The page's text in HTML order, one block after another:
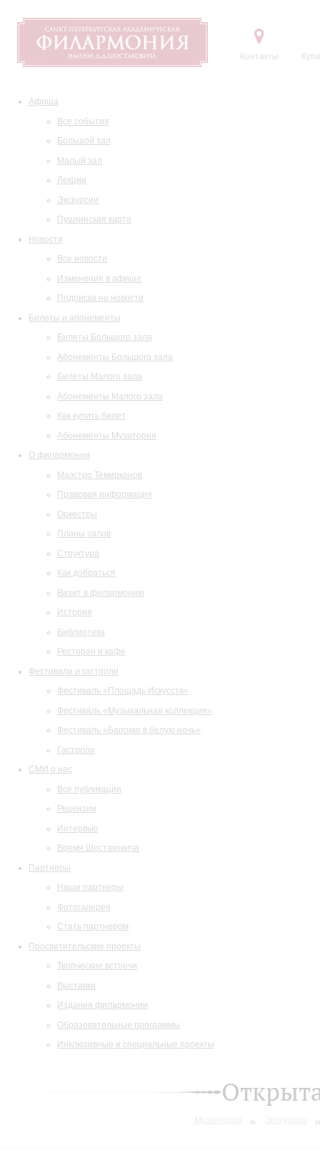
Контакты
Афиша
Все события
Большой зал
Малый зал
Лекции
Экскурсии
Пушкинская карта
Новости
Все новости
Изменения в афише
Подписка на новости
Билеты и абонементы
Билеты Большого зала
Абонементы Большого зала
Билеты Малого зала
Абонементы Малого зала
Как купить билет
Абонементы Музитория
О филармонии
Маэстро Темирканов
Правовая информация
Оркестры
Планы залов
Структура
Как добраться
Визит в филармонию
История
Библиотека
Ресторан и кафе
Фестивали и гастроли
Фестиваль «Площадь Искусств»
Фестиваль «Музыкальная коллекция»
Фестиваль «Барокко в белую ночь»
Гастроли
СМИ о нас
Все публикации
Рецензии
Интервью
Время Шостаковича
Партнеры
Наши партнеры
Фотогалерея
Стать партнером
Просветительские проекты
Творческие встречи
Выставки
Издания филармонии
Образовательные программы
Инклюзивные и специальные проекты